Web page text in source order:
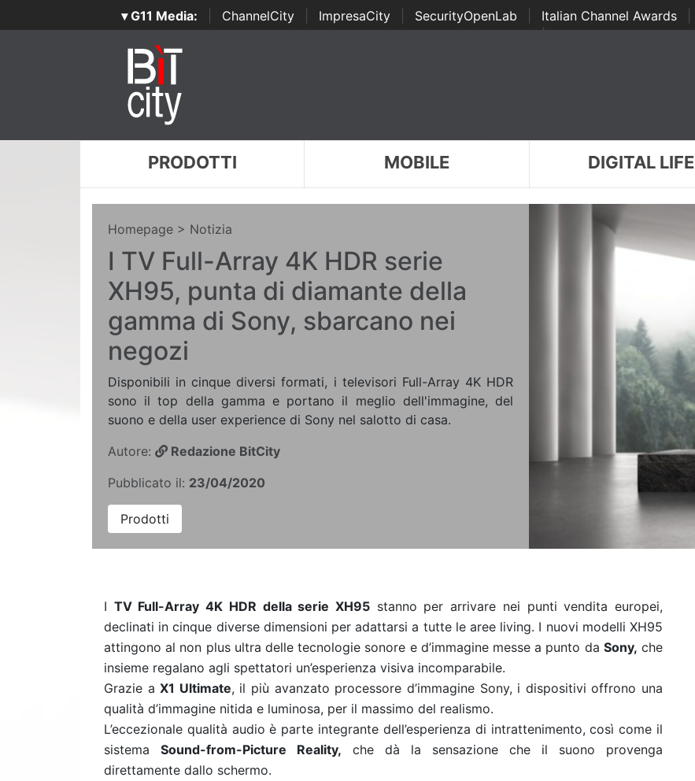
▾ G11 Media: ChannelCity ImpresaCity SecurityOpenLab Italian Channel Awards
Awards | ...
PRODOTTI MOBILE DIGITAL LIFE
Homepage > Notizia
I TV Full-Array 4K HDR serie
XH95, punta di diamante della
gamma di Sony, sbarcano nei
negozi
Disponibili in cinque diversi formati, i televisori Full-Array 4K HDR
sono il top della gamma e portano il meglio dell'immagine, del
suono e della user experience di Sony nel salotto di casa.
Autore:
Redazione BitCity
Pubblicato il: 23/04/2020
Prodotti
I TV Full-Array 4K HDR della serie XH95 stanno per arrivare nei punti vendita europei,
declinati in cinque diverse dimensioni per adattarsi a tutte le aree living. I nuovi modelli XH95
attingono al non plus ultra delle tecnologie sonore e d’immagine messe a punto da Sony, che
insieme regalano agli spettatori un’esperienza visiva incomparabile.
Grazie aX1 Ultimate, il più avanzato processore d’immagine Sony, i dispositivi offrono una
qualità d’immagine nitida e luminosa, per il massimo del realismo.
L’eccezionale qualità audio è parte integrante dell’esperienza di intrattenimento, così come il
sistema Sound-from-Picture Reality, che dà la sensazione che il suono provenga
direttamente dallo schermo.